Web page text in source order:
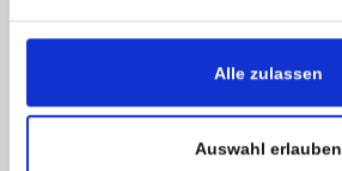
Alle zulassen
Auswahl erlauben